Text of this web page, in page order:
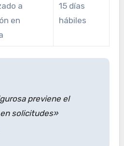
a
en
15 días
hábiles
previene el
solicitudes»